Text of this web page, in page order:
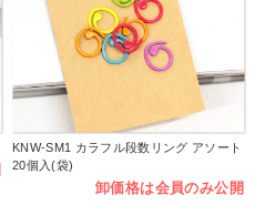
KNW-SM1 カラフル段数リング アソート
20個入(袋)
卸価格は会員のみ公開